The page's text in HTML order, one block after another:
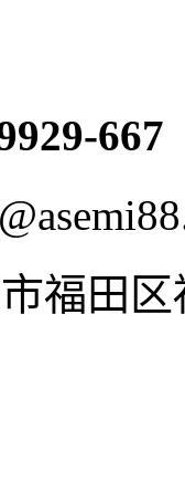
667
福田